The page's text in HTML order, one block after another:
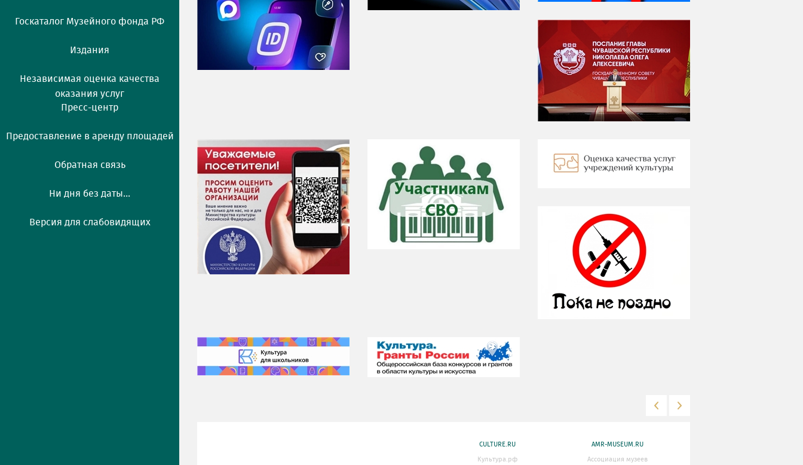
Госкаталог Музейного фонда РФ
Издания
Независимая оценка качества
оказания услуг
Пресс-центр
Предоставление в аренду площадей
Обратная связь
Ни дня без даты...
Версия для слабовидящих
CULTURE.RU
Культура.рф
AMR-MUSEUM.RU
Ассоциация музеев